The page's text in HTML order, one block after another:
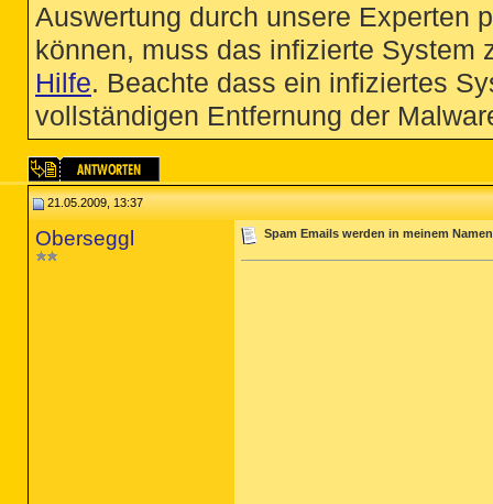
Auswertung durch unsere Experten
können, muss das infizierte System
Hilfe. Beachte dass ein infiziertes
vollständigen Entfernung der
21.05.2009, 13:37
Oberseggl Spam Emails werden in meinem